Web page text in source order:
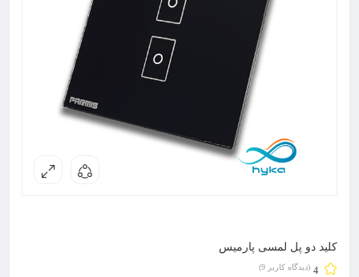
کلید دو پل لمسی پارمیس
4 (دیدگاه کاربر 9
)